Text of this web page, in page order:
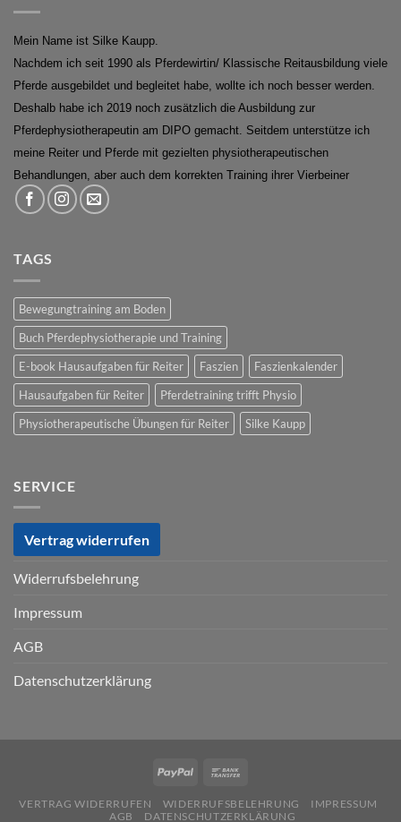
Mein Name ist Silke Kaupp.
Nachdem ich seit 1990 als Pferdewirtin/ Klassische Reitausbildung viele
Pferde ausgebildet und begleitet habe, wollte ich noch besser werden.
Deshalb habe ich 2019 noch zusätzlich die Ausbildung zur
Pferdephysiotherapeutin am DIPO gemacht. Seitdem unterstütze ich
meine Reiter und Pferde mit gezielten physiotherapeutischen
Behandlungen, aber auch dem korrekten Training ihrer Vierbeiner
TAGS
Bewegungtraining am Boden
Buch Pferdephysiotherapie und Training
E-book Hausaufgaben für Reiter
Faszien
Faszienkalender
Hausaufgaben für Reiter
Pferdetraining trifft Physio
Physiotherapeutische Übungen für Reiter
Silke Kaupp
SERVICE
Vertrag widerrufen
Widerrufsbelehrung
Impressum
AGB
Datenschutzerklärung
VERTRAG WIDERRUFEN WIDERRUFSBELEHRUNG
IMPRESSUM
AGB
DATENSCHUTZERKLÄRUNG